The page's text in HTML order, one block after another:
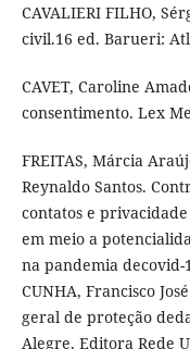
CAVALIERI FILHO,
civil.16 ed. Barueri:
CAVET, Caroline
consentimento. Lex
FREITAS, Márcia
Reynaldo Santos.
contatos e
em meio a
na pandemia decovid-
CUNHA, Francisco
geral de proteção
Alegre, Editora Rede